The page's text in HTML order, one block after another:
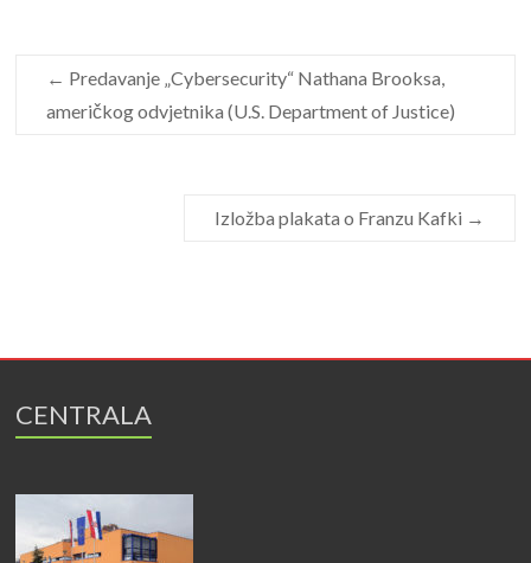
← Predavanje „Cybersecurity“ Nathana Brooksa,
američkog odvjetnika (U.S. Department of Justice)
Izložba plakata o Franzu Kafki →
CENTRALA